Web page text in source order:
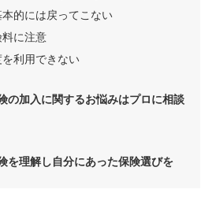
的には戻ってこない
に注意
利用できない
の加入に関するお悩みはプロに相談
を理解し自分にあった保険選びを